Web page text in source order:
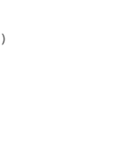
）